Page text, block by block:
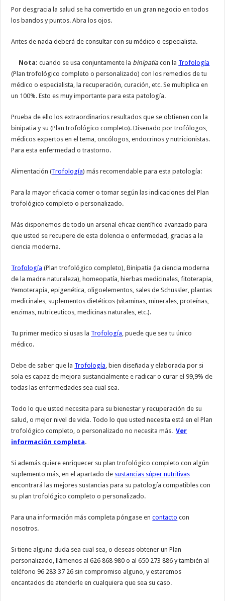
Por desgracia la salud se ha convertido en un gran negocio en todos
los bandos y puntos. Abra los ojos.
Antes de nada deberá de consultar con su médico o especialista.
Nota:cuando se usa conjuntamente la binipatiacon la Trofología
(Plan trofológico completo o personalizado) con los remedios de tu
médico o especialista, la recuperación, curación, etc. Se multiplica en
un 100%. Esto es muy importante para esta patología.
Prueba de ello los extraordinarios resultados que se obtienen con la
binipatia y su (Plan trofológico completo). Diseñado por trofólogos,
médicos expertos en el tema, oncólogos, endocrinos y nutricionistas.
Para esta enfermedad o trastorno.
Alimentación (Trofología) más recomendable para esta patología:
Para la mayor eficacia comer o tomar según las indicaciones del Plan
trofológico completo o personalizado.
Más disponemos de todo un arsenal eficaz científico avanzado para
que usted se recupere de esta dolencia o enfermedad, gracias a la
ciencia moderna.
Trofología (Plan trofológico completo), Binipatia (la ciencia moderna
de la madre naturaleza), homeopatía, hierbas medicinales, fitoterapia,
Yemoterapia, epigenética, oligoelementos, sales de Schüssler, plantas
medicinales, suplementos dietéticos (vitaminas, minerales, proteínas,
enzimas, nutriceuticos, medicinas naturales, etc.).
Tu primer medico si usas la Trofología , puede que sea tu único
médico.
Debe de saber que la Trofología , bien diseñada y elaborada por si
sola es capaz de mejora sustancialmente e radicar o curar el 99,9% de
todas las enfermedades sea cual sea.
Todo lo que usted necesita para su bienestar y recuperación de su
salud, o mejor nivel de vida. Todo lo que usted necesita está en el Plan
trofológico completo, o personalizado no necesita más.Ver
información completa.
Si además quiere enriquecer su plan trofológico completo con algún
suplemento más, en el apartado de sustancias súper nutritivas
encontrará las mejores sustancias para su patología compatibles con
su plan trofológico completo o personalizado.
Para una información más completa póngase encontacto con
nosotros.
Si tiene alguna duda sea cual sea, o deseas obtener un Plan
personalizado, llámenos al 626 868 980 o al 650 273 886 y también al
teléfono 96 283 37 26 sin compromiso alguno, y estaremos
encantados de atenderle en cualquiera que sea su caso.